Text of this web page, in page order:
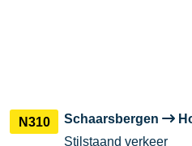
N310 Schaarsbergen
Stilstaand verkeer